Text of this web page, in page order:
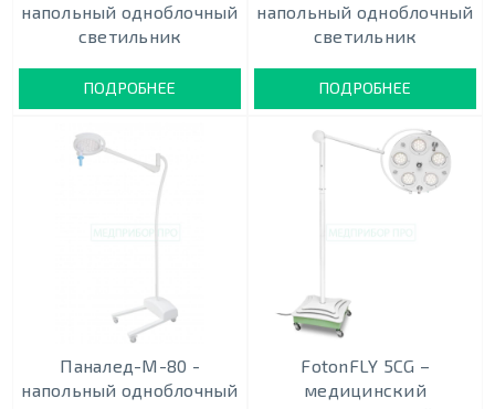
напольный одноблочный
светильник
ПОДРОБНЕЕ
напольный одноблочный
светильник
ПОДРОБНЕЕ
Паналед-М-80 -
напольный одноблочный
FotonFLY 5СG –
медицинский